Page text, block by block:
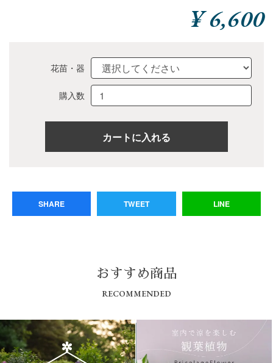
¥ 6,600
花苗・器
購入数
SHARE TWEET LINE
おすすめ商品
RECOMMENDED